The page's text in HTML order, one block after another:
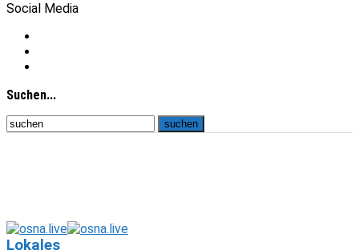
Social Media
Suchen...
Lokales